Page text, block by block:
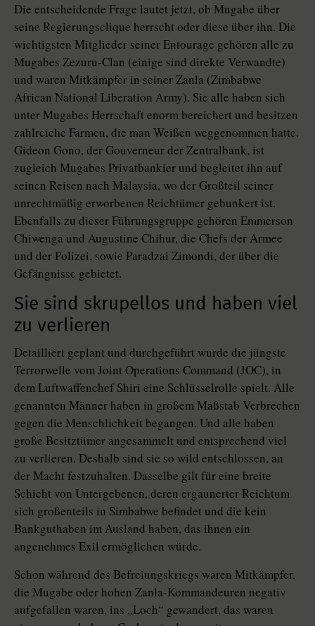
Die entscheidende Frage lautet jetzt, ob Mugabe über
seine Regierungsclique herrscht oder diese über ihn. Die
wichtigsten Mitglieder seiner Entourage gehören alle zu
Mugabes Zezuru-Clan (einige sind direkte Verwandte)
und waren Mitkämpfer in seiner Zanla (Zimbabwe
African National Liberation Army). Sie alle haben sich
unter Mugabes Herrschaft enorm bereichert und besitzen
zahlreiche Farmen, die man Weißen weggenommen hatte.
Gideon Gono, der Gouverneur der Zentralbank, ist
zugleich Mugabes Privatbankier und begleitet ihn auf
seinen Reisen nach Malaysia, wo der Großteil seiner
unrechtmäßig erworbenen Reichtümer gebunkert ist.
Ebenfalls zu dieser Führungsgruppe gehören Emmerson
Chiwenga und Augustine Chihur, die Chefs der Armee
und der Polizei, sowie Paradzai Zimondi, der über die
Gefängnisse gebietet.
Sie sind skrupellos und haben viel
zu verlieren
Detailliert geplant und durchgeführt wurde die jüngste
Terrorwelle vom Joint Operations Command (JOC), in
dem Luftwaffenchef Shiri eine Schlüsselrolle spielt. Alle
genannten Männer haben in großem Maßstab Verbrechen
gegen die Menschlichkeit begangen. Und alle haben
große Besitztümer angesammelt und entsprechend viel
zu verlieren. Deshalb sind sie so wild entschlossen, an
der Macht festzuhalten. Dasselbe gilt für eine breite
Schicht von Untergebenen, deren ergaunerter Reichtum
sich großenteils in Simbabwe befindet und die kein
Bankguthaben im Ausland haben, das ihnen ein
angenehmes Exil ermöglichen würde.
Schon während des Befreiungskriegs waren Mitkämpfer,
die Mugabe oder hohen Zanla-Kommandeuren negativ
aufgefallen waren, ins „Loch“ gewandert, das waren